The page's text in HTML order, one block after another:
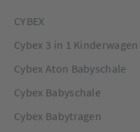
CYBEX
Cybex 3 in 1 Kinderwagen
Cybex Aton Babyschale
Cybex Babyschale
Cybex Babytragen